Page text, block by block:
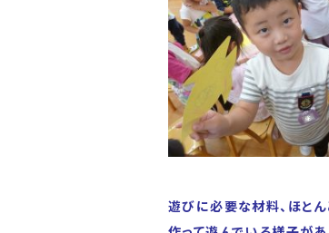
遊びに必要な材料、ほとん